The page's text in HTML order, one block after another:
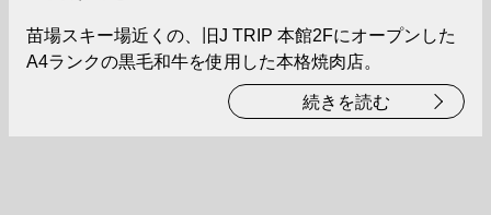
苗場スキー場近くの、旧J TRIP 本館2Fにオープンした
A4ランクの黒毛和牛を使用した本格焼肉店。
続きを読む